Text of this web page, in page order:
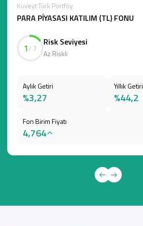
Kuveyt Türk Portföy
PARA PİYASASI KATILIM (TL) FONU
1/ 7
Risk Seviyesi
Az Riskli
Aylık Getiri
%3,27
Yıllık Getiri
%44,2
Fon Birim Fiyatı
4,764